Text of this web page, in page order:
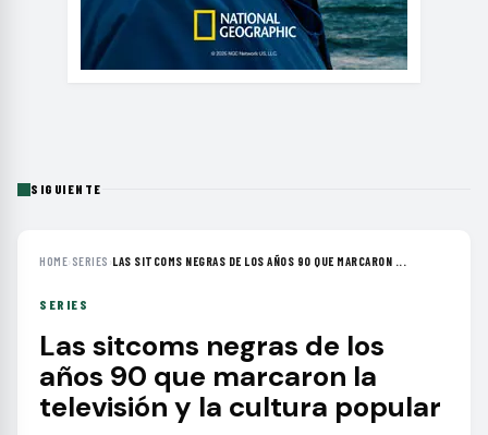
SIGUIENTE
HOME› SERIES ›LAS SITCOMS NEGRAS DE LOS AÑOS 90 QUE MARCARON ...
SERIES
Las sitcoms negras de los
años 90 que marcaron la
televisión y la cultura popular